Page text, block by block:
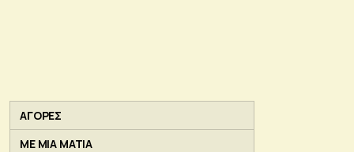
ΑΓΟΡΕΣ
ΜΕ ΜΙΑ ΜΑΤΙΑ